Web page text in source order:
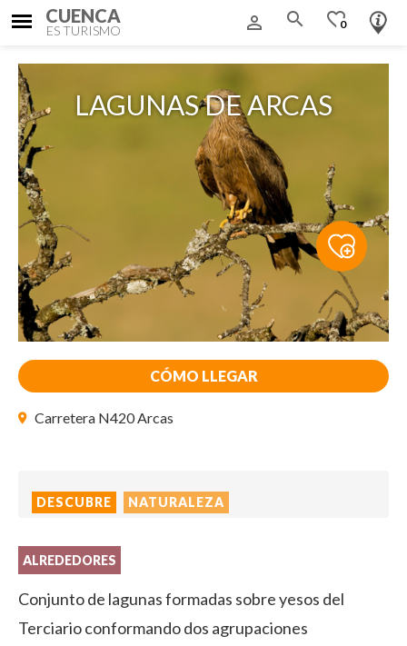
CUENCA
ES TURISMO person_outline search favorite_border
0
CÓMO LLEGAR
Carretera N420 Arcas
DESCUBRE NATURALEZA
LAGUNAS DE ARCAS
ALREDEDORES
Conjunto de lagunas formadas sobre yesos del
Terciario conformando dos agrupaciones